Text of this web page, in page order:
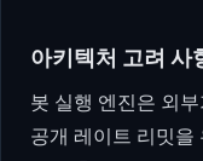
아키텍처 고려 사
봇 실행 엔진은 외
공개 레이트 리밋을